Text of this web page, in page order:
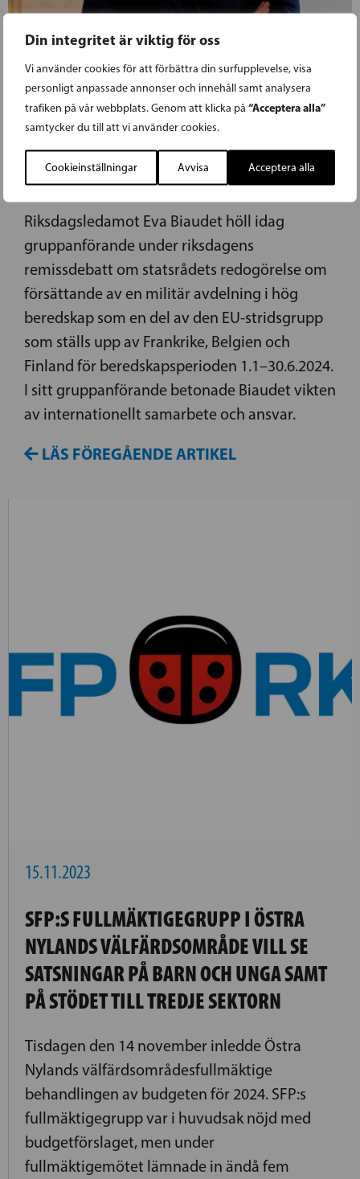
Din integritet är viktig för oss
Vi använder cookies för att förbättra din surfupplevelse, visa
personligt anpassade annonser och innehåll samt analysera
trafiken på vår webbplats. Genom att klicka på “Acceptera alla”
samtycker du till att vi använder cookies.
Cookieinställningar Avvisa Acceptera alla
15.11.2023
BIAUDET: EU MÅSTE STÄRKA SIN
SNABBINSATSFÖRMÅGA
Riksdagsledamot Eva Biaudet höll idag
gruppanförande under riksdagens
remissdebatt om statsrådets redogörelse om
försättande av en militär avdelning i hög
beredskap som en del av den EU-stridsgrupp
som ställs upp av Frankrike, Belgien och
Finland för beredskapsperioden 1.1–30.6.2024.
I sitt gruppanförande betonade Biaudet vikten
av internationellt samarbete och ansvar.
LÄS FÖREGÅENDE ARTIKEL
15.11.2023
SFP:S FULLMÄKTIGEGRUPP I ÖSTRA
NYLANDS VÄLFÄRDSOMRÅDE VILL SE
SATSNINGAR PÅ BARN OCH UNGA SAMT
PÅ STÖDET TILL TREDJE SEKTORN
Tisdagen den 14 november inledde Östra
Nylands välfärdsområdesfullmäktige
behandlingen av budgeten för 2024. SFP:s
fullmäktigegrupp var i huvudsak nöjd med
budgetförslaget, men under
fullmäktigemötet lämnade in ändå fem